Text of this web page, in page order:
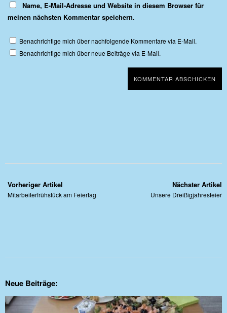
Name, E-Mail-Adresse und Website in diesem Browser für
meinen nächsten Kommentar speichern.
Benachrichtige mich über nachfolgende Kommentare via E-Mail.
Benachrichtige mich über neue Beiträge via E-Mail.
Vorheriger Artikel
Mitarbeiterfrühstück am Feiertag
Nächster Artikel
Unsere Dreißigjahresfeier
Neue Beiträge: